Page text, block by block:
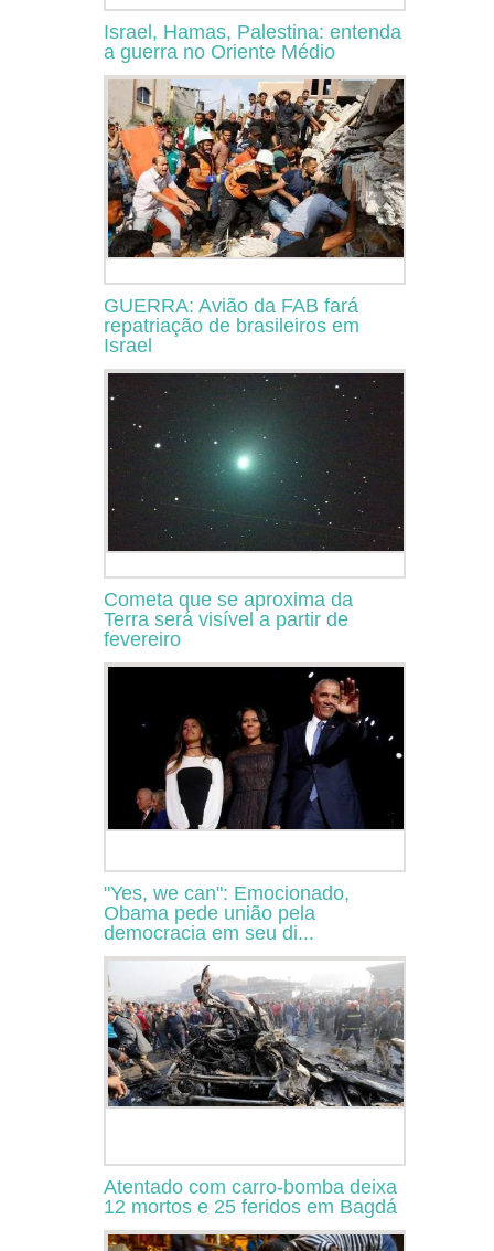
Israel, Hamas, Palestina: entenda
a guerra no Oriente Médio
GUERRA: Avião da FAB fará
repatriação de brasileiros em
Israel
Cometa que se aproxima da
Terra será visível a partir de
fevereiro
"Yes, we can": Emocionado,
Obama pede união pela
democracia em seu di...
Atentado com carro-bomba deixa
12 mortos e 25 feridos em Bagdá